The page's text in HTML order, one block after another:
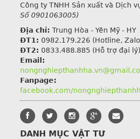
Công ty TNHH Sản xuất và Dịch
Số 0901063005)
Địa chỉ: Trung Hòa - Yên Mỹ - HY
ĐT1: 0982.179.226 (Hotline,
ĐT2: 0833.488.885 (Hỗ trợ đại lý)
Email:
Fanpage:
facebook.com/
DANH MỤC VẬT TƯ